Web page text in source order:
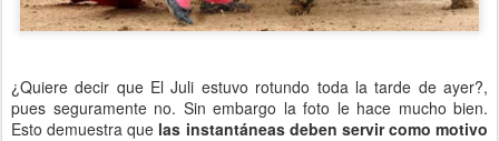
¿Quiere decir que El Juli estuvo rotundo toda la tarde de ayer?,
pues seguramente no. Sin embargo la foto le hace mucho bien.
Esto demuestra que las instantáneas deben servir como motivo